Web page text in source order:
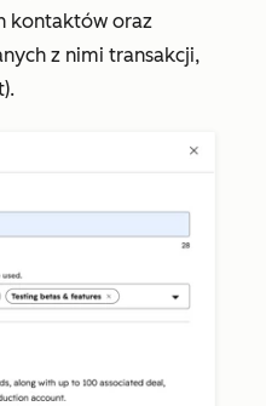
kontaktów oraz
z nimi transakcji,